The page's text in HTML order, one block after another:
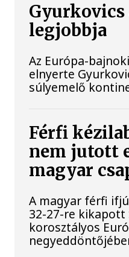
Gyurkovics
legjobbja
Az Európa-
elnyerte
súlyemelő
Férfi
nem jutott
magyar
A magyar férfi
32-27-re kikapott
korosztályos